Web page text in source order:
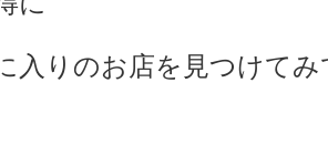
入りのお店を見つけて